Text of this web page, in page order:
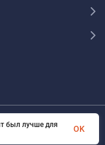
был лучше для
OK